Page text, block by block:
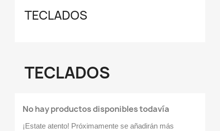
TECLADOS
TECLADOS
No hay productos disponibles todavía
¡Estate atento! Próximamente se añadirán más